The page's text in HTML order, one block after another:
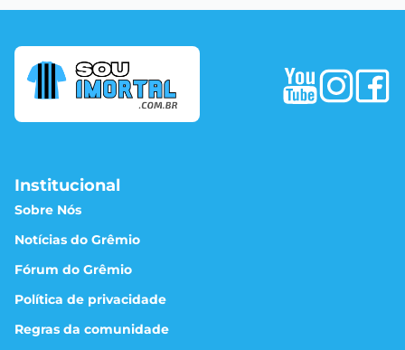
Institucional
Sobre Nós
Notícias do Grêmio
Fórum do Grêmio
Política de privacidade
Regras da comunidade